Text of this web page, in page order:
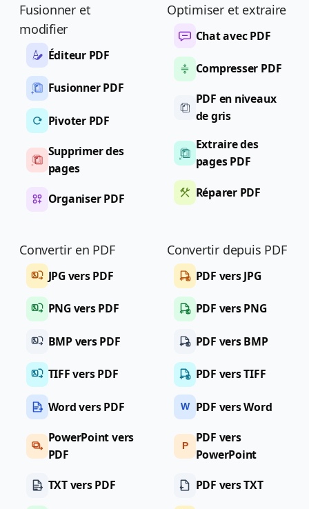
Fusionner et
modifier
Éditeur PDF
Fusionner PDF
Pivoter PDF
Supprimer des
pages
Organiser PDF
Optimiser et extraire
Chat avec PDF
Compresser PDF
PDF en niveaux
de gris
Extraire des
pages PDF
Réparer PDF
Convertir en PDF
JPG vers PDF
PNG vers PDF
BMP vers PDF
TIFF vers PDF
Word vers PDF
PowerPoint vers
PDF
TXT vers PDF
Convertir depuis PDF
PDF vers JPG
PDF vers PNG
PDF vers BMP
PDF vers TIFF
W PDF vers Word
P
PDF vers
PowerPoint
PDF vers TXT